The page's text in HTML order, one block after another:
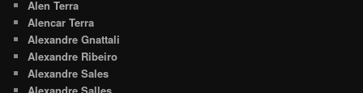
Alen Terra
Alencar Terra
Alexandre Gnattali
Alexandre Ribeiro
Alexandre Sales
Alexandre Salles